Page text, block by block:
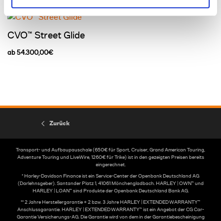
CVO™ Street Glide
ab 54.300,00€
Zurück
Transport- und Aufbaupauschale (650€ für Sport, Cruiser, Grand American Touring,
Adventure Touring und LiveWire, 1260€ für Trike) ist in den gezeigten Preisen bereits
eingerechnet.
* Harley-Davidson Finance ist ein Service-Center der Openbank Deutschland AG
(Darlehnsgeber). Santander Platz 1, 41061 Mönchengladbach. HARLEY | OWN™ und
HARLEY | LOAN™ sind Produkte der Openbank Deutschland Bank AG.
** 2 Jahre Herstellergarantie + 2 bzw. 3 Jahre HARLEY | EXTENDED WARRANTY™
Anschlussgarantie. HARLEY | EXTENDED WARRANTY™ ist ein Angebot der CG Car-
Garantie Versicherungs-AG. Die Garantie wird von dem in der Garantiebescheinigung